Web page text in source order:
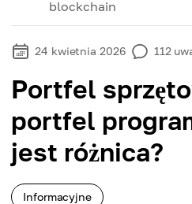
blockchain
24 kwietnia 2026 112
Portfel
portfel
jest różnica?
Informacyjne